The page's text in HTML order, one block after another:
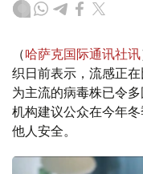
（哈萨克国际通讯社讯
织日前表示，流感正
为主流的病毒株已令
机构建议公众在今年
他人安全。